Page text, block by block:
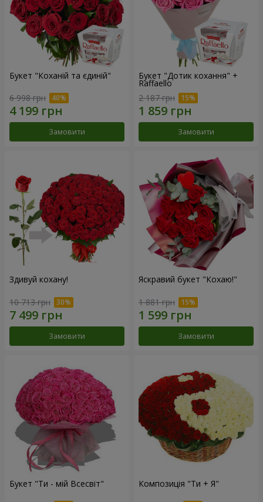
Букет "Коханій та єдиній"
6 998 грн
Замовити
Букет "Дотик кохання" +
Raffaello
2 187 грн
Замовити
Здивуй кохану!
10 713 грн
Замовити
Яскравий букет "Кохаю!"
1 881 грн
Замовити
Букет "Ти - мій Всесвіт" Композиція "Ти + Я"